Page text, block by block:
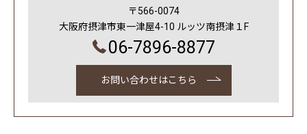
〒566-0074
大阪府摂津市東一津屋4-10 ルッツ南摂津１F
06-7896-8877
お問い合わせはこちら